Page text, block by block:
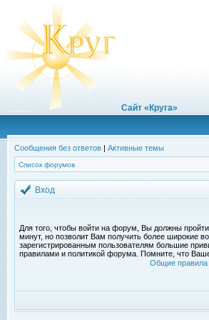
Сайт «Круга»
Сообщения без ответов | Активные темы
Список форумов
Вход
Для того, чтобы войти на форум, Вы должны
минут, но позволит Вам получить более широкие
зарегистрированным пользователям большие
правилами и политикой форума. Помните, что
Общие правила